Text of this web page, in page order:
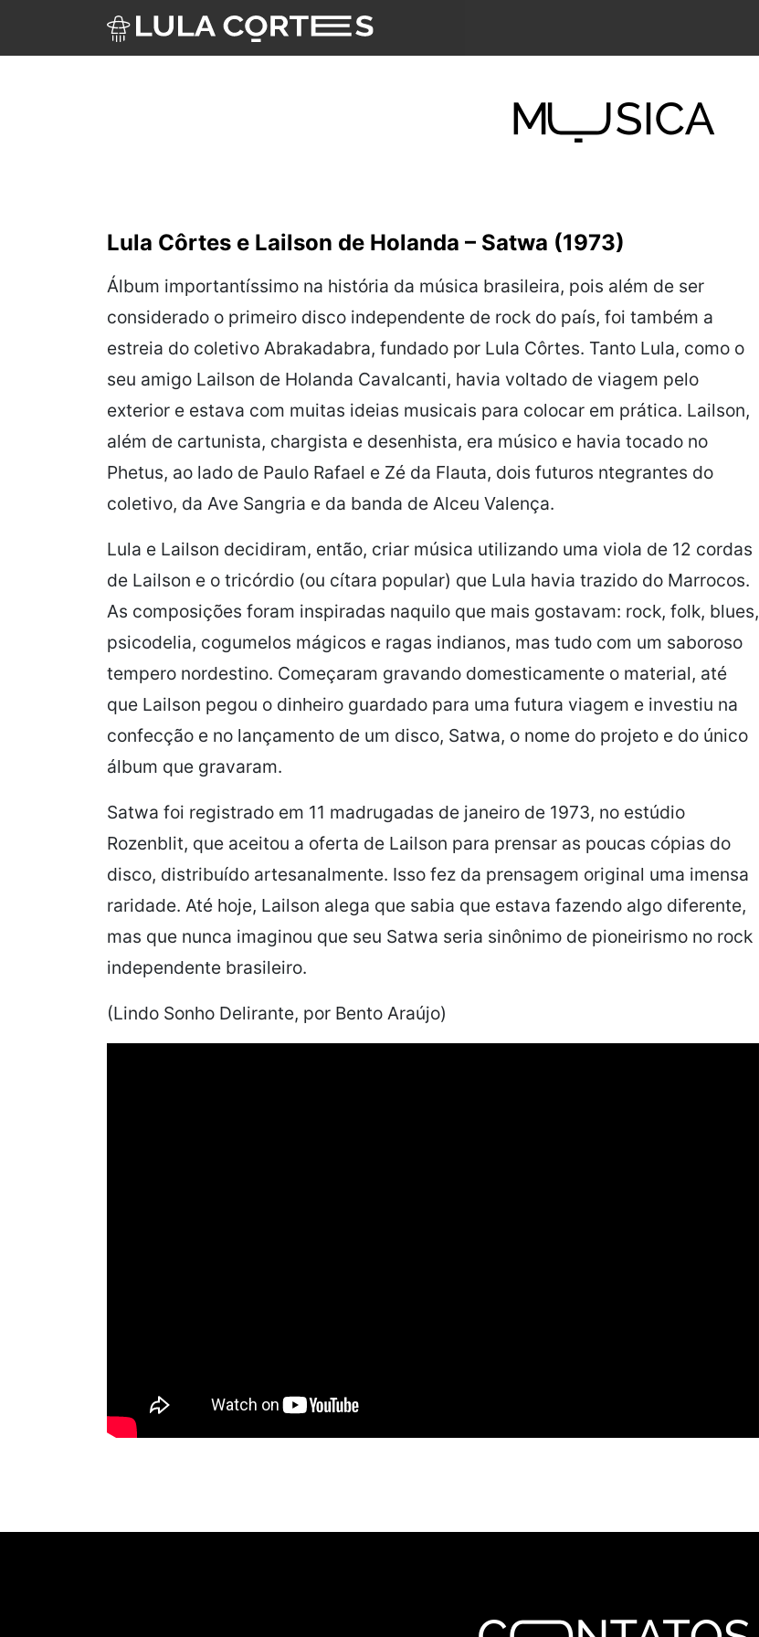
Lula Côrtes e Lailson de Holanda – Satwa (1973)
Álbum importantíssimo na história da música brasileira, pois além de ser
considerado o primeiro disco independente de rock do país, foi também a
estreia do coletivo Abrakadabra, fundado por Lula Côrtes. Tanto Lula, como o
seu amigo Lailson de Holanda Cavalcanti, havia voltado de viagem pelo
exterior e estava com muitas ideias musicais para colocar em prática. Lailson,
além de cartunista, chargista e desenhista, era músico e havia tocado no
Phetus, ao lado de Paulo Rafael e Zé da Flauta, dois futuros ntegrantes do
coletivo, da Ave Sangria e da banda de Alceu Valença.
Lula e Lailson decidiram, então, criar música utilizando uma viola de 12 cordas
de Lailson e o tricórdio (ou cítara popular) que Lula havia trazido do Marrocos.
As composições foram inspiradas naquilo que mais gostavam: rock, folk, blues,
psicodelia, cogumelos mágicos e ragas indianos, mas tudo com um saboroso
tempero nordestino. Começaram gravando domesticamente o material, até
que Lailson pegou o dinheiro guardado para uma futura viagem e investiu na
confecção e no lançamento de um disco, Satwa, o nome do projeto e do único
álbum que gravaram.
Satwa foi registrado em 11 madrugadas de janeiro de 1973, no estúdio
Rozenblit, que aceitou a oferta de Lailson para prensar as poucas cópias do
disco, distribuído artesanalmente. Isso fez da prensagem original uma imensa
raridade. Até hoje, Lailson alega que sabia que estava fazendo algo diferente,
mas que nunca imaginou que seu Satwa seria sinônimo de pioneirismo no rock
independente brasileiro.
(Lindo Sonho Delirante, por Bento Araújo)